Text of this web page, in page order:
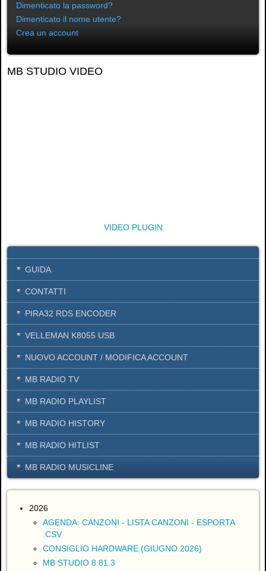
Dimenticato la password?
Dimenticato il nome utente?
Crea un account
MB STUDIO VIDEO
VIDEO PLUGIN
GUIDA
CONTATTI
PIRA32 RDS ENCODER
VELLEMAN K8055 USB
NUOVO ACCOUNT / MODIFICA ACCOUNT
MB RADIO TV
MB RADIO PLAYLIST
MB RADIO HISTORY
MB RADIO HITLIST
MB RADIO MUSICLINE
2026
AGENDA: CANZONI - LISTA CANZONI - ESPORTA
.CSV
CONSIGLIO HARDWARE (GIUGNO 2026)
MB STUDIO 8.81.3